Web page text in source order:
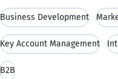
Business Development
Key Account Management
B2B